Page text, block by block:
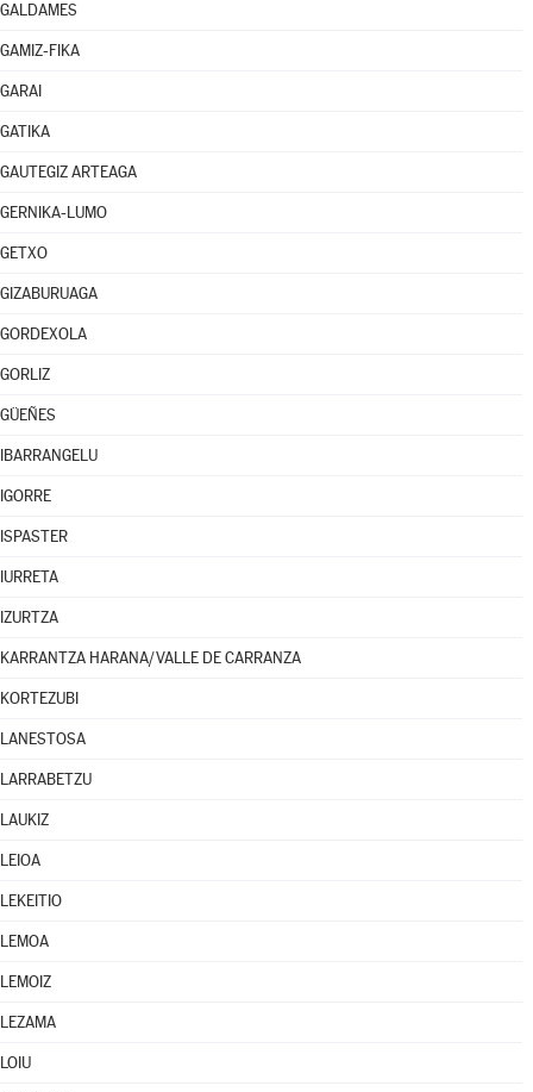
GALDAMES
GAMIZ-FIKA
GARAI
GATIKA
GAUTEGIZ ARTEAGA
GERNIKA-LUMO
GETXO
GIZABURUAGA
GORDEXOLA
GORLIZ
GÜEÑES
IBARRANGELU
IGORRE
ISPASTER
IURRETA
IZURTZA
KARRANTZA HARANA/VALLE DE CARRANZA
KORTEZUBI
LANESTOSA
LARRABETZU
LAUKIZ
LEIOA
LEKEITIO
LEMOA
LEMOIZ
LEZAMA
LOIU